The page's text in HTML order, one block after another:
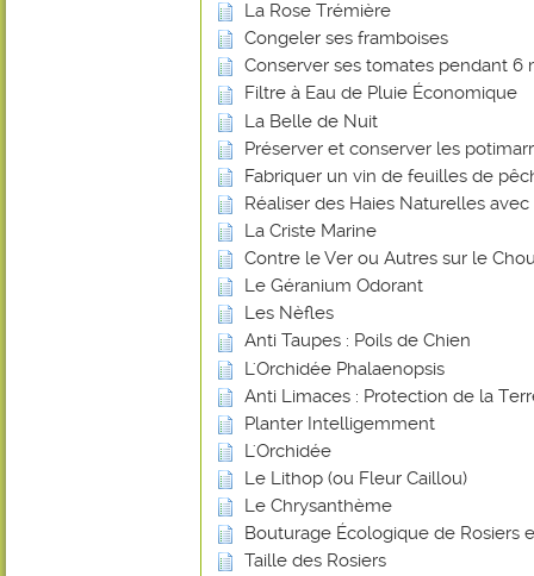
La Rose Trémière
Congeler ses framboises
Conserver ses tomates pendant 6
Filtre à Eau de Pluie Économique
La Belle de Nuit
Préserver et conserver les
Fabriquer un vin de feuilles de
Réaliser des Haies Naturelles
La Criste Marine
Contre le Ver ou Autres sur le
Le Géranium Odorant
Les Nèfles
Anti Taupes : Poils de Chien
L'Orchidée Phalaenopsis
Anti Limaces : Protection de la
Planter Intelligemment
L'Orchidée
Le Lithop (ou Fleur Caillou)
Le Chrysanthème
Bouturage Écologique de Rosiers
Taille des Rosiers